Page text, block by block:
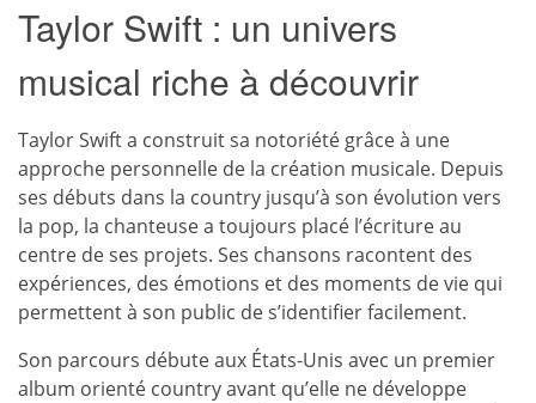
Taylor Swift : un univers
musical riche à découvrir
Taylor Swift a construit sa notoriété grâce à une
approche personnelle de la création musicale. Depuis
ses débuts dans la country jusqu’à son évolution vers
la pop, la chanteuse a toujours placé l’écriture au
centre de ses projets. Ses chansons racontent des
expériences, des émotions et des moments de vie qui
permettent à son public de s’identifier facilement.
Son parcours débute aux États-Unis avec un premier
album orienté country avant qu’elle ne développe